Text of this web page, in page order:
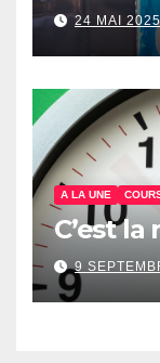
24 MAI 2025
A LA UNE
C’est
9